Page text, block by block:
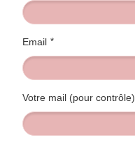
Email *
Votre mail (pour contrôle)